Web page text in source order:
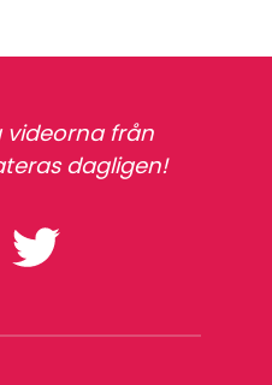
videorna från
dagligen!